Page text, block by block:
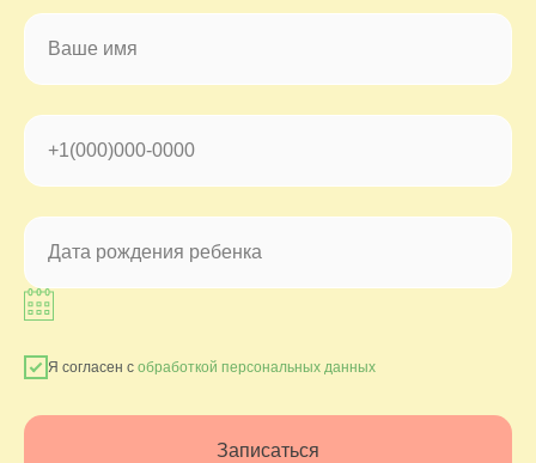
Ваше имя
+1(000)000-0000
Дата рождения ребенка
Я согласен с обработкой персональных данных
Записаться